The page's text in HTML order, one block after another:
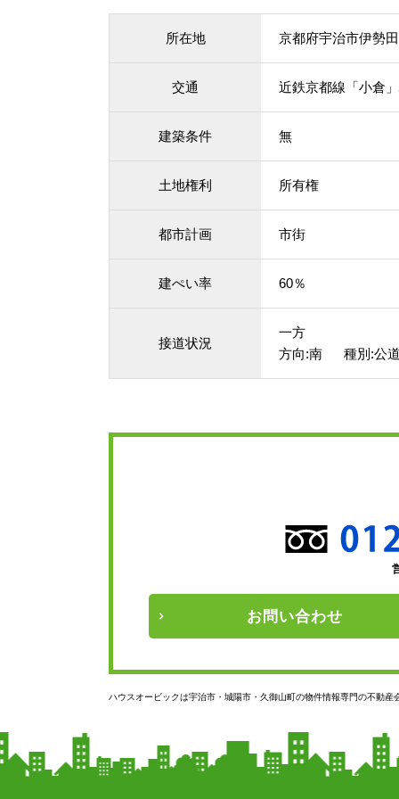
所在地 京都府宇治市伊勢
交通 近鉄京都線「小倉
建築条件 無
土地権利 所有権
都市計画 市街
建ぺい率 60％
接道状況
一方
方向:南 種別:公
お問い合わせ
ハウスオービックは宇治市・城陽市・久御山町の物件情報専門の不動産